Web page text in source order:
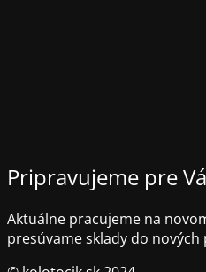
Pripravujeme pre
Aktuálne pracujeme na
presúvame sklady do